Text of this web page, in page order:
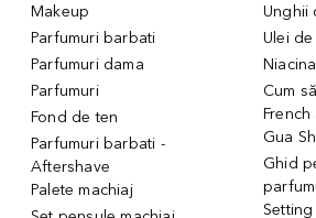
Makeup
Parfumuri barbati
Parfumuri dama
Parfumuri
Fond de ten
Parfumuri barbati -
Aftershave
Palete machiaj
Unghii
Ulei de
Cum
French
Gua
Ghid